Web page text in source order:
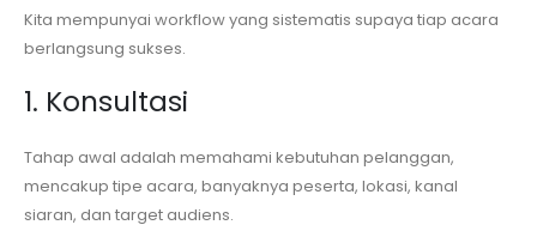
Kita mempunyai workflow yang sistematis supaya tiap acara
berlangsung sukses.
1. Konsultasi
Tahap awal adalah memahami kebutuhan pelanggan,
mencakup tipe acara, banyaknya peserta, lokasi, kanal
siaran, dan target audiens.